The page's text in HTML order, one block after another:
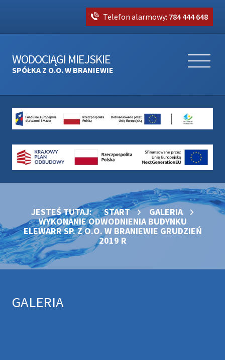
Telefon alarmowy: 784 444 648
WODOCIĄGI MIEJSKIE
SPÓŁKA Z O.O. W BRANIEWIE
JESTEŚ TUTAJ: START
GALERIA
WYKONANIE ODWODNIENIA BUDYNKU
ELEWARR SP. Z O.O. W BRANIEWIE GRUDZIEŃ
2019 R
GALERIA